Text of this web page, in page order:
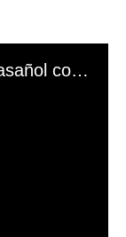
El mal momento de Yanina Gasañol con un hincha argentino en "Subrayado"